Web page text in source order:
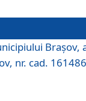
Braşov,
nr. cad.